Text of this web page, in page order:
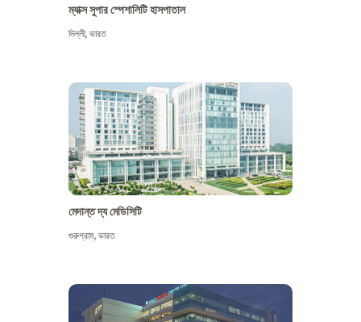
ম্যাক্স সুপার স্পেশালিটি হাসপাতাল
দিল্লী,ভারত
মেদান্ত দ্য মেডিসিটি
গুরুগ্রাম,ভারত